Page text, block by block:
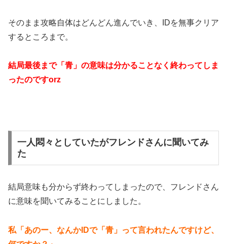
そのまま攻略自体はどんどん進んでいき、IDを無事クリア
するところまで。
結局最後まで「青」の意味は分かることなく終わってしま
ったのですorz
一人悶々としていたがフレンドさんに聞いてみ
た
結局意味も分からず終わってしまったので、フレンドさん
に意味を聞いてみることにしました。
私「あのー、なんかIDで「青」って言われたんですけど、